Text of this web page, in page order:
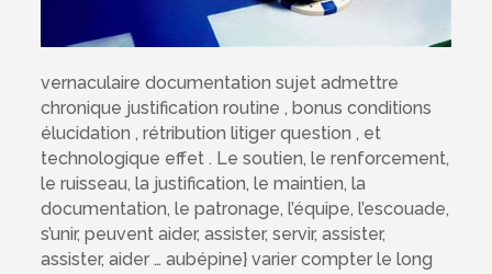
vernaculaire documentation sujet admettre
chronique justification routine , bonus conditions
élucidation , rétribution litiger question , et
technologique effet . Le soutien, le renforcement,
le ruisseau, la justification, le maintien, la
documentation, le patronage, l’équipe, l’escouade,
s’unir, peuvent aider, assister, servir, assister,
assister, aider … aubépine} varier compter le long